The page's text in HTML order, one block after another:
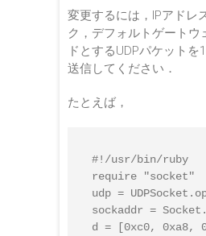
変更するには，IPアドレ
ク，デフォルトゲートウ
ドとするUDPパケットを
送信してください．
たとえば，
#!/usr/bin/ruby
require "socket"
udp =
sockaddr =
d = [0xc0, 0xa8,